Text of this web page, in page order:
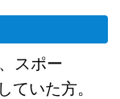
スポー
ていた方。